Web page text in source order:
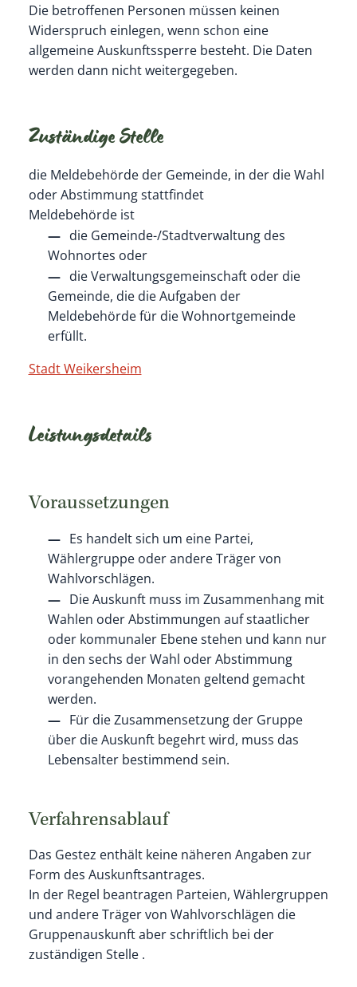
Die betroffenen Personen müssen keinen
Widerspruch einlegen, wenn schon eine
allgemeine Auskunftssperre besteht. Die Daten
werden dann nicht weitergegeben.
Zuständige Stelle
die Meldebehörde der Gemeinde, in der die Wahl
oder Abstimmung stattfindet
Meldebehörde ist
die Gemeinde-/Stadtverwaltung des
Wohnortes oder
die Verwaltungsgemeinschaft oder die
Gemeinde, die die Aufgaben der
Meldebehörde für die Wohnortgemeinde
erfüllt.
Stadt Weikersheim
Leistungsdetails
Voraussetzungen
Es handelt sich um eine Partei,
Wählergruppe oder andere Träger von
Wahlvorschlägen.
Die Auskunft muss im Zusammenhang mit
Wahlen oder Abstimmungen auf staatlicher
oder kommunaler Ebene stehen und kann nur
in den sechs der Wahl oder Abstimmung
vorangehenden Monaten geltend gemacht
werden.
Für die Zusammensetzung der Gruppe
über die Auskunft begehrt wird, muss das
Lebensalter bestimmend sein.
Verfahrensablauf
Das Gestez enthält keine näheren Angaben zur
Form des Auskunftsantrages.
In der Regel beantragen Parteien, Wählergruppen
und andere Träger von Wahlvorschlägen die
Gruppenauskunft aber schriftlich bei der
zuständigen Stelle .